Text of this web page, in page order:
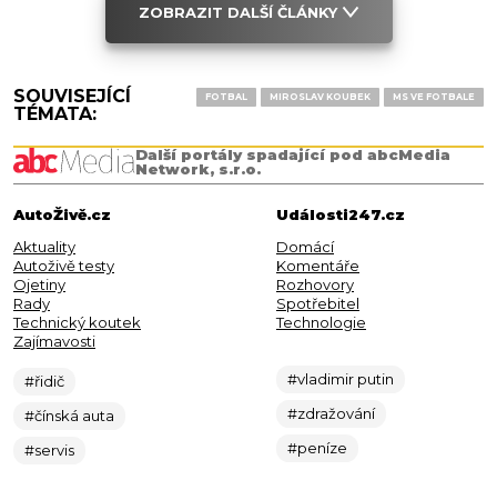
ZOBRAZIT DALŠÍ ČLÁNKY
SOUVISEJÍCÍ
TÉMATA:
FOTBAL MIROSLAV KOUBEK MS VE FOTBALE
Další portály spadající pod abcMedia
Network, s.r.o.
AutoŽivě.cz
Aktuality
Autoživě testy
Ojetiny
Rady
Technický koutek
Zajímavosti
#řidič
#čínská auta
#servis
Události247.cz
Domácí
Komentáře
Rozhovory
Spotřebitel
Technologie
#vladimir putin
#zdražování
#peníze